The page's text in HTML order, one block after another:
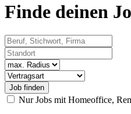
Finde deinen
Beruf, Stichwort, Firma
Standort
Radius
Vertragsart
Nur Jobs mit Homeoffice,